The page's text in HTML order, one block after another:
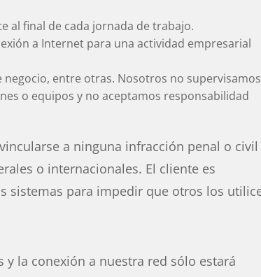
al final de cada jornada de trabajo.
a Internet para una actividad empresarial
entre otras. Nosotros no
o equipos y no aceptamos responsabilidad
a ninguna infracción penal o civil
o internacionales. El cliente es
sistemas para impedir que otros los
la conexión a nuestra red sólo estará